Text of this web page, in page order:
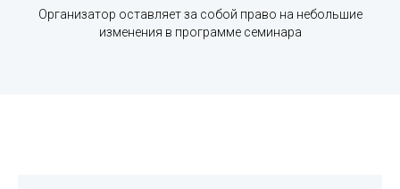
Организатор оставляет за собой право на небольшие
изменения в программе семинара